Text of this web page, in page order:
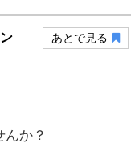
あとで見る
か？